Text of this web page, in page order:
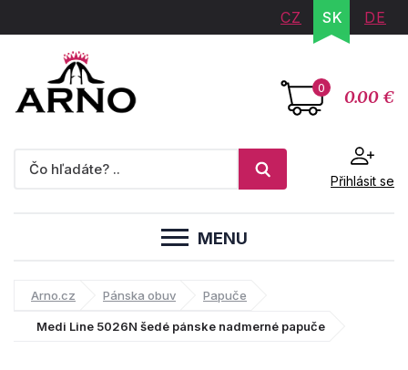
CZ SK DE
0 0.00 €
Přihlásit se
MENU
Arno.cz Pánska obuv Papuče
Medi Line 5026N šedé pánske nadmerné papuče